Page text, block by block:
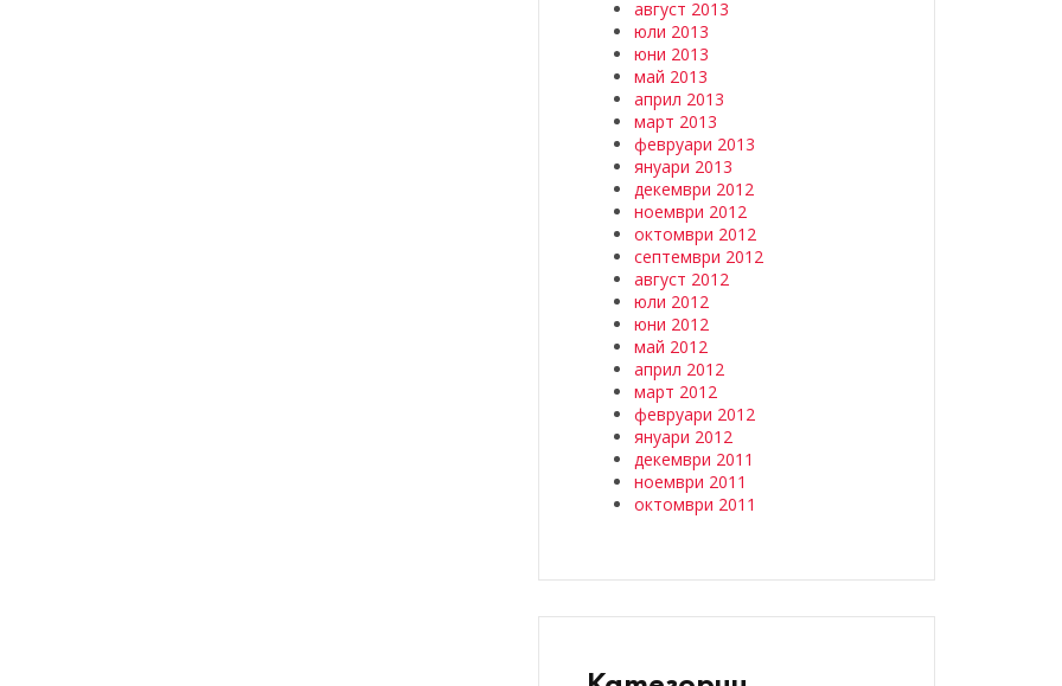
август 2013
юли 2013
юни 2013
май 2013
април 2013
март 2013
февруари 2013
януари 2013
декември 2012
ноември 2012
октомври 2012
септември 2012
август 2012
юли 2012
юни 2012
май 2012
април 2012
март 2012
февруари 2012
януари 2012
декември 2011
ноември 2011
октомври 2011